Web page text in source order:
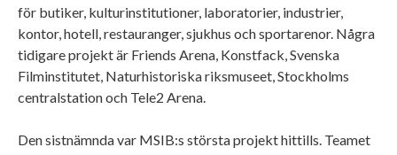
för butiker, kulturinstitutioner, laboratorier, industrier,
kontor, hotell, restauranger, sjukhus och sportarenor. Några
tidigare projekt är Friends Arena, Konstfack, Svenska
Filminstitutet, Naturhistoriska riksmuseet, Stockholms
centralstation och Tele2 Arena.
Den sistnämnda var MSIB:s största projekt hittills. Teamet